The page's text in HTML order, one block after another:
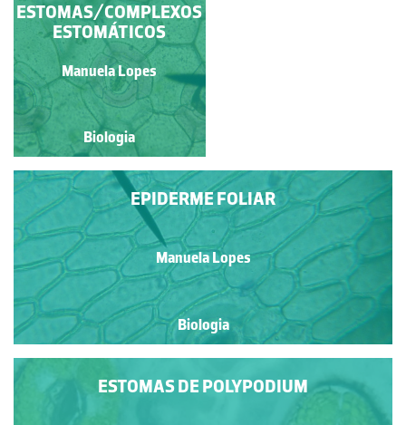
CEBOLA ROXA
Isabel Cruz Viegas Santos
Biologia
EPIDERME FOLIAR
Manuela Lopes
Biologia
ESTOMAS/COMPLEXOS
ESTOMÁTICOS
Manuela Lopes
Biologia
ESTOMAS DE POLYPODIUM